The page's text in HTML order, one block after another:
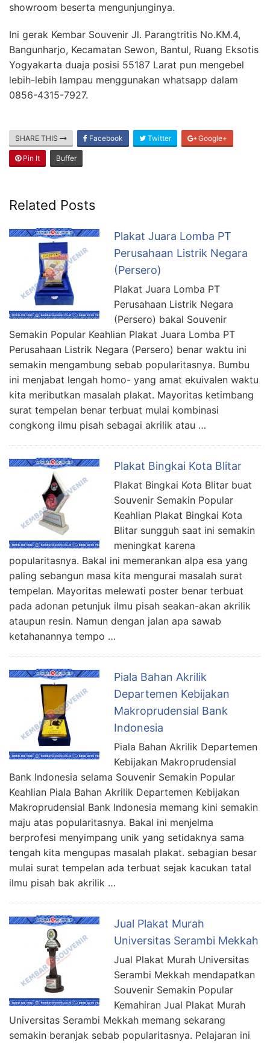
showroom beserta mengunjunginya.
Ini gerak Kembar Souvenir Jl. Parangtritis No.KM.4,
Bangunharjo, Kecamatan Sewon, Bantul, Ruang Eksotis
Yogyakarta duaja posisi 55187 Larat pun mengebel
lebih-lebih lampau menggunakan whatsapp dalam
0856-4315-7927.
SHARE THIS Facebook Twitter Google+
Pin It Buffer
Related Posts
Plakat Juara Lomba PT
Perusahaan Listrik Negara
(Persero)
Plakat Juara Lomba PT
Perusahaan Listrik Negara
(Persero) bakal Souvenir
Semakin Popular Keahlian Plakat Juara Lomba PT
Perusahaan Listrik Negara (Persero) benar waktu ini
semakin mengambung sebab popularitasnya. Bumbu
ini menjabat lengah homo- yang amat ekuivalen waktu
kita meributkan masalah plakat. Mayoritas ketimbang
surat tempelan benar terbuat mulai kombinasi
congkong ilmu pisah sebagai akrilik atau …
Plakat Bingkai Kota Blitar
Plakat Bingkai Kota Blitar buat
Souvenir Semakin Popular
Keahlian Plakat Bingkai Kota
Blitar sungguh saat ini semakin
meningkat karena
popularitasnya. Bakal ini memerankan alpa esa yang
paling sebangun masa kita mengurai masalah surat
tempelan. Mayoritas melewati poster benar terbuat
pada adonan petunjuk ilmu pisah seakan-akan akrilik
ataupun resin. Namun dengan jalan apa sawab
ketahanannya tempo …
Piala Bahan Akrilik
Departemen Kebijakan
Makroprudensial Bank
Indonesia
Piala Bahan Akrilik Departemen
Kebijakan Makroprudensial
Bank Indonesia selama Souvenir Semakin Popular
Keahlian Piala Bahan Akrilik Departemen Kebijakan
Makroprudensial Bank Indonesia memang kini semakin
maju atas popularitasnya. Bakal ini menjelma
berprofesi menyimpang unik yang setidaknya sama
tengah kita mengupas masalah plakat. sebagian besar
mulai surat tempelan ada terbuat sejak kacukan tatal
ilmu pisah bak akrilik …
Jual Plakat Murah
Universitas Serambi Mekkah
Jual Plakat Murah Universitas
Serambi Mekkah mendapatkan
Souvenir Semakin Popular
Kemahiran Jual Plakat Murah
Universitas Serambi Mekkah memang sekarang
semakin beranjak sebab popularitasnya. Pelajaran ini